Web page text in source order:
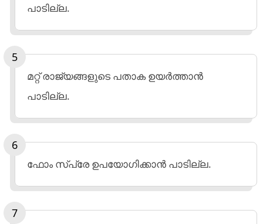
പാടില്ല.
മറ്റ് രാജ്യങ്ങളുടെ പതാക ഉയര്‍ത്താന്‍
പാടില്ല.
ഫോം സ്‌പ്രേ ഉപയോഗിക്കാന്‍ പാടില്ല.